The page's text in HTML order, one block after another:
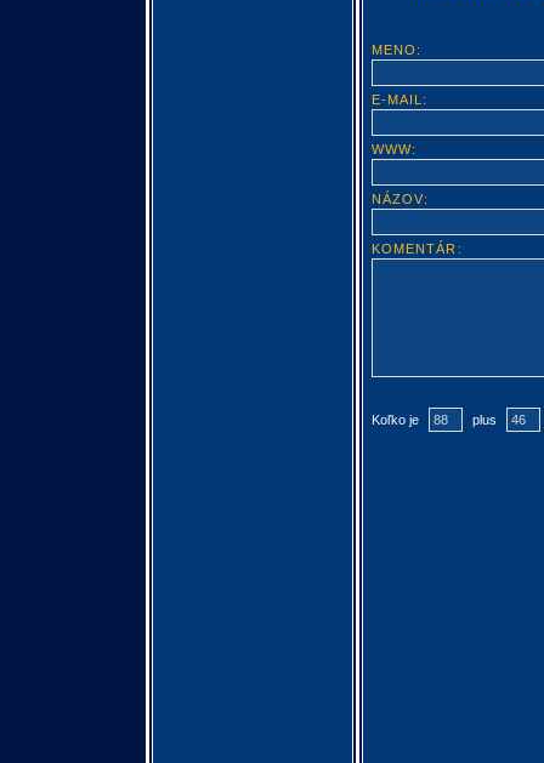
MENO:
E-MAIL:
WWW:
NÁZOV:
KOMENTÁR:
Koľko je plus